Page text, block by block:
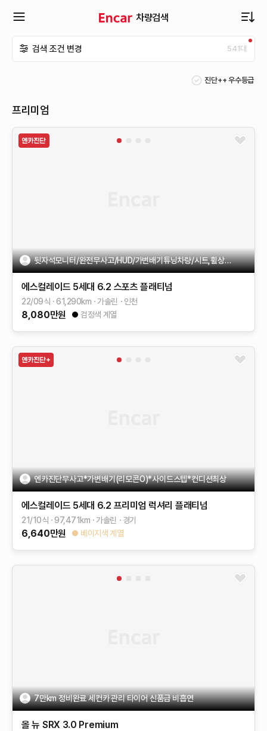
차량검색
뉴
검색 조건 변경 541대
진단++ 우수등급
프리미엄
뒷자석모니터/완전무사고/HUD/가변배기튜닝차량/시트,휠상태최상
에스컬레이드 5세대 6.2 스포츠 플래티넘
22/09식 61,290km 가솔린 인천
8,080만원 검정색 계열
엔카진단무사고*가변배기(리모콘O)*사이드스텝*컨디션최상
에스컬레이드 5세대 6.2 프리미엄 럭셔리 플래티넘
21/10식 97,471 km 가솔린 경기
6,640만원 베이지색 계열
7만km 정비완료 세컨카 관리 타이어 신품급 비흡연
올 뉴 SRX 3.0 Premium